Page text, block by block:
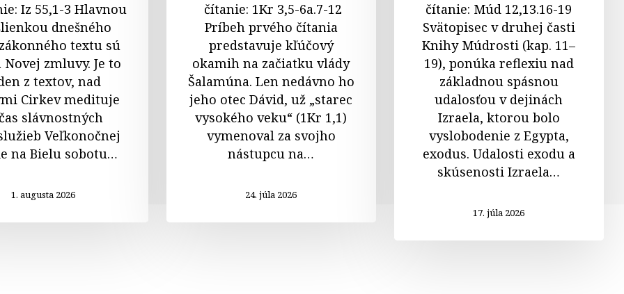
Iz 55,1-3 Hlavnou
dnešného
textu sú
Novej zmluvy. Je to
z textov, nad
Cirkev medituje
slávnostných
Veľkonočnej
na Bielu sobotu…
1. augusta 2026
čítanie: 1Kr 3,5-6a.7-12
Príbeh prvého čítania
predstavuje kľúčový
okamih na začiatku vlády
Šalamúna. Len nedávno ho
jeho otec Dávid, už „starec
vysokého veku“ (1Kr 1,1)
vymenoval za svojho
nástupcu na…
24. júla 2026
čítanie: Múd 12,13.16-19
Svätopisec v druhej časti
Knihy Múdrosti (kap. 11–
19), ponúka reflexiu nad
základnou spásnou
udalosťou v dejinách
Izraela, ktorou bolo
vyslobodenie z Egypta,
exodus. Udalosti exodu a
skúsenosti Izraela…
17. júla 2026